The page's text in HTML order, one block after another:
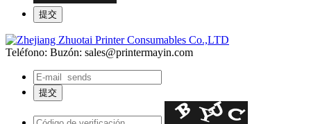
Teléfono: Buzón: sales@printermayin.com